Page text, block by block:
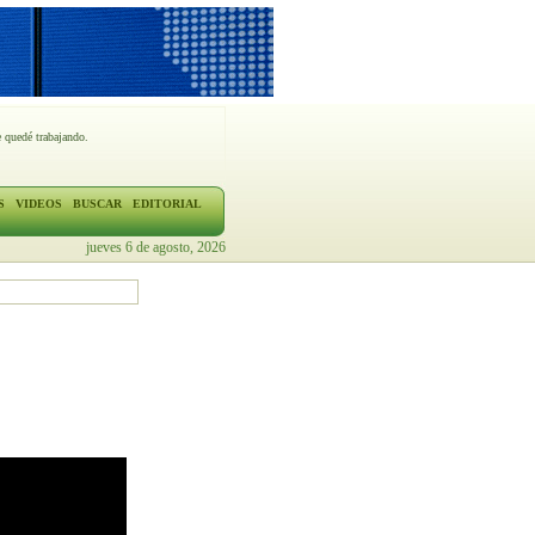
trabajando.
VIDEOS BUSCAR
EDITORIAL
jueves 6 de agosto, 2026